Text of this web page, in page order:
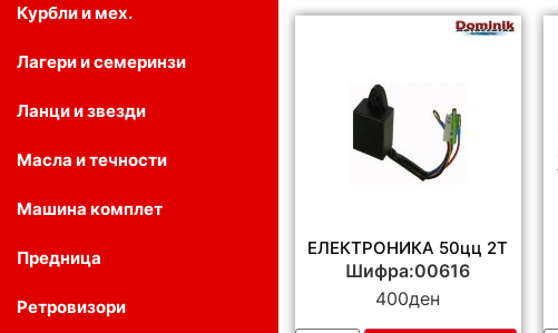
Курбли и мех.
Лагери и семеринзи
Ланци и звезди
Масла и течности
Машина комплет
Предница
Ретровизори
ЕЛЕКТРОНИКА 50цц 2Т
Шифра:00616
400ден